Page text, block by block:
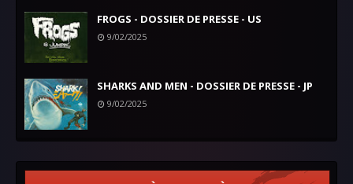
FROGS - DOSSIER DE PRESSE - US
9/02/2025
SHARKS AND MEN - DOSSIER DE PRESSE - JP
9/02/2025